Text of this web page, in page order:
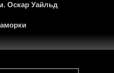
Оскар Уайльд